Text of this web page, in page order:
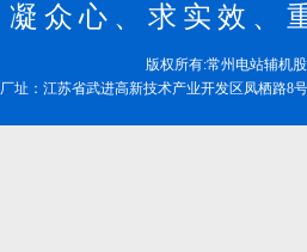
凝众心、求实效、
版权所有:常州电站辅机
厂址：江苏省武进高新技术产业开发区凤栖路